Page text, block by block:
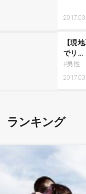
【現
でリ…
男性
ランキング